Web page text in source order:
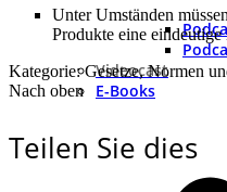
Videocast
E-Books
Unter Umständen
Produkte eine
Kategorie: Gesetze, Normen
Nach oben
Teilen Sie dies